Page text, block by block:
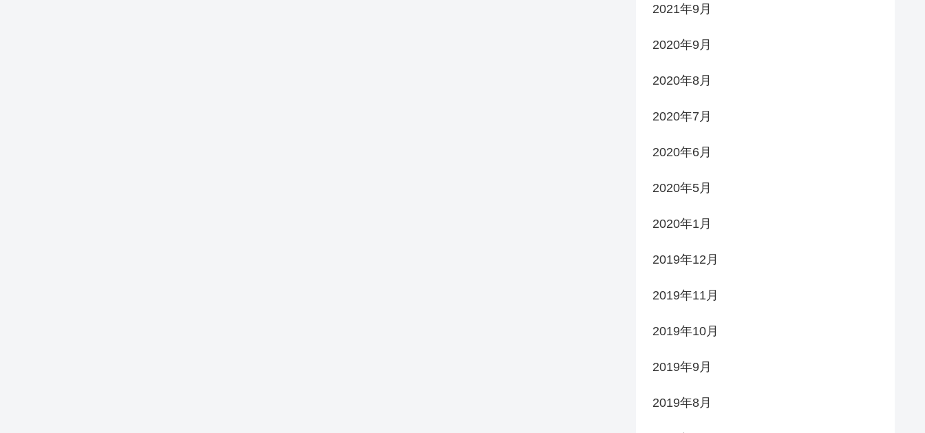
2021年9月
2020年9月
2020年8月
2020年7月
2020年6月
2020年5月
2020年1月
2019年12月
2019年11月
2019年10月
2019年9月
2019年8月